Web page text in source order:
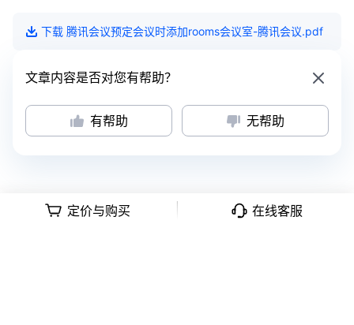
下载 腾讯会议预定会议时添加rooms会议室-腾讯会议.pdf
文章内容是否对您有帮助？
有帮助 无帮助
定价与购买 在线客服